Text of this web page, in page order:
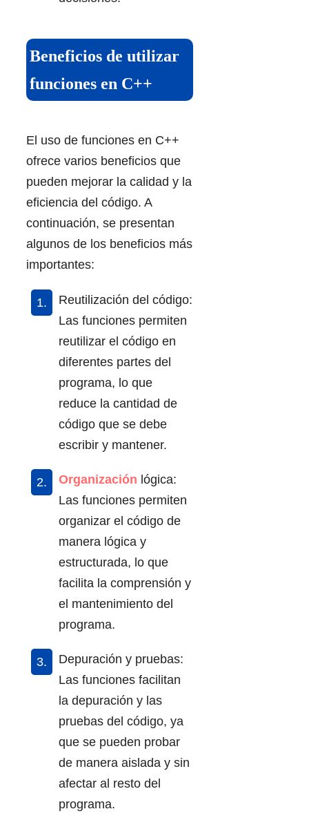
Beneficios de utilizar
funciones en C++
El uso de funciones en C++
ofrece varios beneficios que
pueden mejorar la calidad y la
eficiencia del código. A
continuación, se presentan
algunos de los beneficios más
importantes:
Reutilización del código:
Las funciones permiten
reutilizar el código en
diferentes partes del
programa, lo que
reduce la cantidad de
código que se debe
escribir y mantener.
Organización lógica:
Las funciones permiten
organizar el código de
manera lógica y
estructurada, lo que
facilita la comprensión y
el mantenimiento del
programa.
Depuración y pruebas:
Las funciones facilitan
la depuración y las
pruebas del código, ya
que se pueden probar
de manera aislada y sin
afectar al resto del
programa.